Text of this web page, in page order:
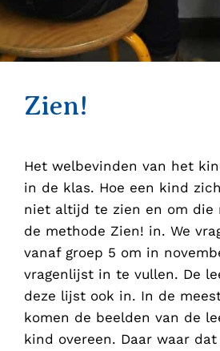
Zien!
Het welbevinden van het
in de klas. Hoe een kind
niet altijd te zien en om die
de methode Zien! in. We
vanaf groep 5 om in
vragenlijst in te vullen. De
deze lijst ook in. In de
komen de beelden van de
kind overeen. Daar waar